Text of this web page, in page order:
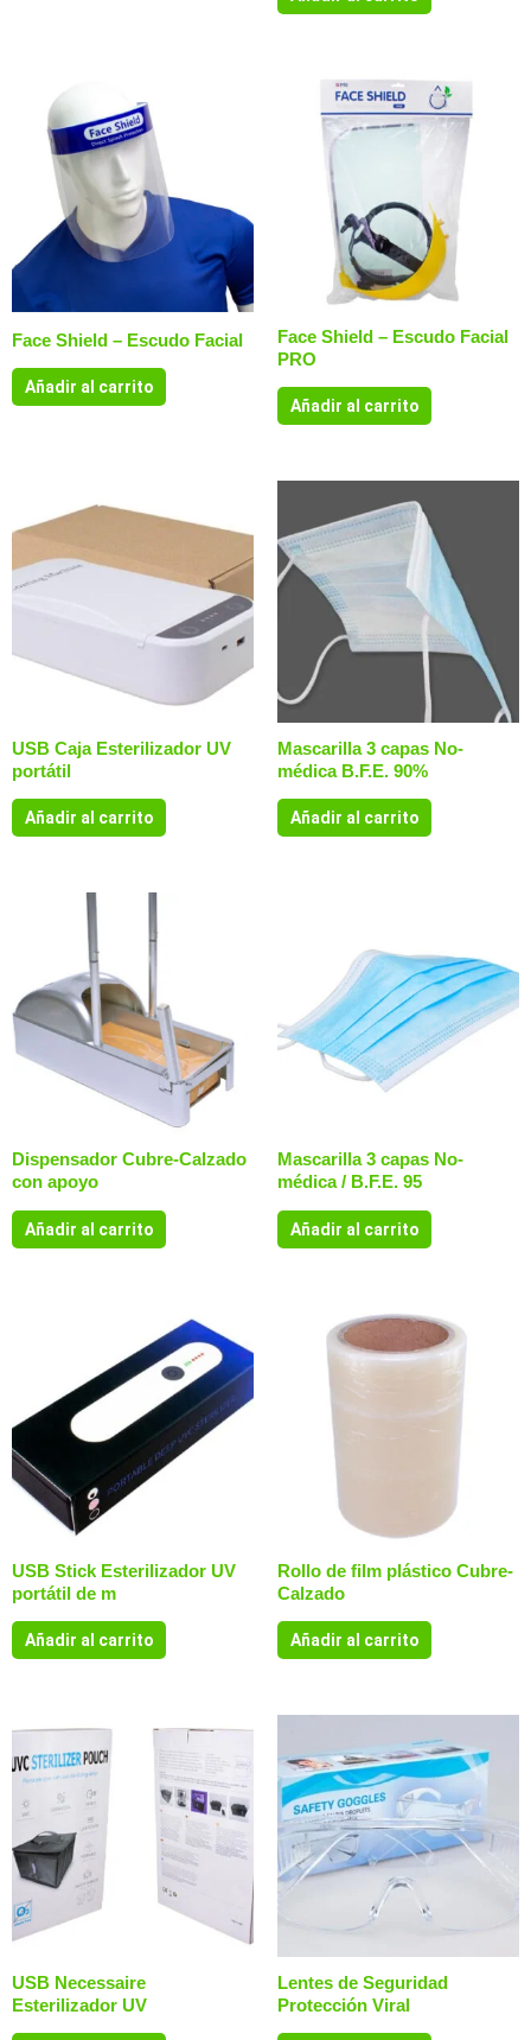
Face Shield – Escudo Facial
Añadir al carrito
Face Shield – Escudo Facial
PRO
Añadir al carrito
USB Caja Esterilizador UV
portátil
Añadir al carrito
Mascarilla 3 capas No-
médica B.F.E. 90%
Añadir al carrito
Dispensador Cubre-Calzado
con apoyo
Añadir al carrito
Mascarilla 3 capas No-
médica / B.F.E. 95
Añadir al carrito
USB Stick Esterilizador UV
portátil de m
Añadir al carrito
Rollo de film plástico Cubre-
Calzado
Añadir al carrito
USB Necessaire
Esterilizador UV
Lentes de Seguridad
Protección Viral